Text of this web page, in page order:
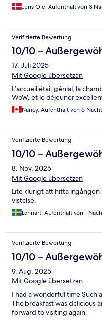
Jens Ole, Aufenthalt von 3
Verifizierte Bewertung
10/10 –
17. Juli 2025
Mit Google übersetzen
L’accueil était génial, la
WoW, et le déjeuner
Nancy, Aufenthalt von 6
Verifizierte Bewertung
10/10 –
8. Nov. 2025
Mit Google übersetzen
Lite klurigt att hitta ingången
vistelse.
Lennart, Aufenthalt von 1
Verifizierte Bewertung
10/10 –
9. Aug. 2025
Mit Google übersetzen
I had a wonderful time Such
The breakfast was delicious
forward to visiting again.